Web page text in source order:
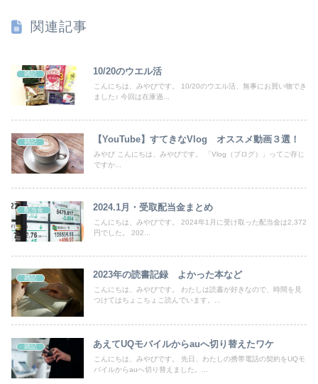
関連記事
雑記 10/20のウエル活
こんにちは、みやびです。 10/20のウエル活、無事にお買い物でき
ました♪ 今回は在庫過...
雑記 【YouTube】すてきなVlog オススメ動画３選！
みやび こんにちは、みやびです。 「Vlog（ブログ）」ってご存じ
ですか...
配当金 2024.1月・受取配当金まとめ
こんにちは、みやびです。 2024年1月に受け取った配当金は2,372
円でした。 202...
雑記 2023年の読書記録 よかった本など
こんにちは、みやびです。 わたしは読書が好きなので、時間を見
つけてはちょこちょこ読んでいます。...
雑記 あえてUQモバイルからauへ切り替えたワケ
こんにちは、みやびです。 先日、わたしの携帯電話の契約をUQモ
バイルからauへ切り替えました。...